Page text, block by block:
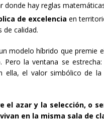
donde hay reglas
de excelencia en
de calidad.
modelo híbrido que
Pero la ventana se
ella, el valor simbólico de
el azar y la selección, o
en la misma sala de